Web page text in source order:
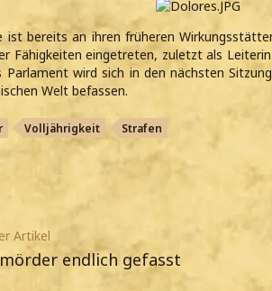
ist bereits an ihren früheren
Fähigkeiten eingetreten, zuletzt als
Parlament wird sich in den nächsten
Welt befassen.
Volljährigkeit Strafen
Artikel
endlich gefasst